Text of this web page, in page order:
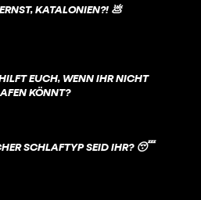
KATALONIEN?! 💩
EUCH, WENN IHR NICHT
KÖNNT?
SCHLAFTYP SEID IHR? 😴